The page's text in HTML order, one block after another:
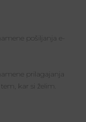
pošiljanja e-
prilagajanja
kar si želim.